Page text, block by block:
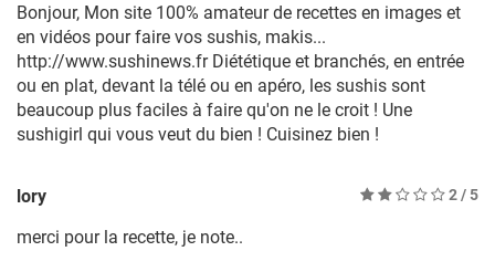
Bonjour, Mon site 100% amateur de recettes en images et
en vidéos pour faire vos sushis, makis...
http://www.sushinews.fr Diététique et branchés, en entrée
ou en plat, devant la télé ou en apéro, les sushis sont
beaucoup plus faciles à faire qu'on ne le croit ! Une
sushigirl qui vous veut du bien ! Cuisinez bien !
lory 2/ 5
merci pour la recette, je note..